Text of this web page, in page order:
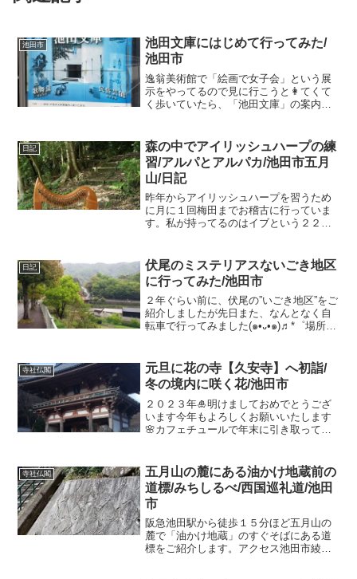
池田市
池田文庫にはじめて行ってみた/
池田市
逸翁美術館で「絵画で女子会」という展
示をやってるので見に行こうと👩てくて
く歩いていたら、「池田文庫」の案内が
のか、何なのか？？？ what・・・フラ
フラッと一...
日記
森の中でアイリッシュハープの練
習/アルパとアルパカ/池田市五月
山/日記
昨年からアイリッシュハープを習うため
に月に１回梅田までお稽古に行っていま
す。私が持ってるのはイブという２２弦
と姉が弾いていたもので、遺品なので
す。ハープを弾いていると姉...
日記
伏尾のミステリアスないごき地区
に行ってみた/池田市
２年ぐらい前に、伏尾の”いごき地区”をご
紹介しましたが先日また、なんとなく自
転車で行ってみました(๑•᎑•๑)♬*゜場所は
せることもできるんです伏尾から池田や
石橋な...
寺社仏閣
元旦に花の寺【久安寺】へ初詣/
冬の境内に咲く花/池田市
２０２３年🎍明けましておめでとうござ
います今年もよろしくお願いいたします
🌸カフェチュールで年末に引き取ってき
くりのんびりですわ♪あと、初詣で久安寺
に行ってきました♪家か...
寺社仏閣
五月山の麓にある油かけ地蔵前の
道標/みちしるべ/西国巡礼道/池田
市
阪急池田駅から徒歩１５分ほど五月山の
麓で「油かけ地蔵」のすぐそばにある道
標をご紹介します。アクセス池田市綾羽